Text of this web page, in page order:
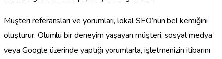
Müşteri referansları ve yorumları, lokal SEO’nun bel kemiğini
oluşturur. Olumlu bir deneyim yaşayan müşteri, sosyal medya
veya Google üzerinde yaptığı yorumlarla, işletmenizin itibarını